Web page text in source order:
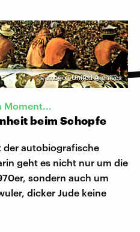
©imago | United Archives
Moment...
beim Schopfe
der autobiografische
geht es nicht nur um die
sondern auch um
dicker Jude keine